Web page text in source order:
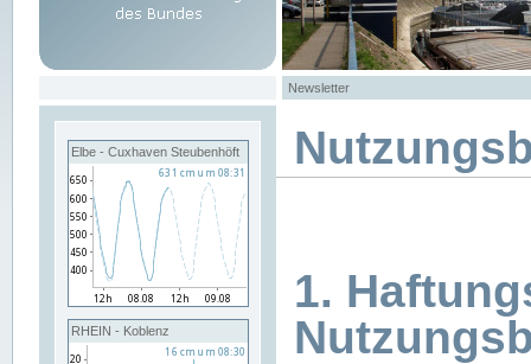
Newsletter
Elbe - Cuxhaven Steubenhöft
RHEIN - Koblenz
1.